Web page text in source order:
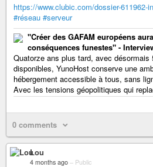
https://www.clubic.com/dossier-611962-
#réseau #serveur
"Créer des GAFAM européens
conséquences funestes" -
Quatorze ans plus tard, avec désormais
disponibles, YunoHost conserve une
hébergement accessible à tous, sans
Avec les tensions géopolitiques qui
0 comments
Lou
4 months ago – Public